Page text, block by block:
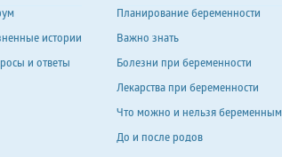
истории
и ответы
Планирование беременности
Важно знать
Болезни при беременности
Лекарства при беременности
Что можно и нельзя беременным
До и после родов